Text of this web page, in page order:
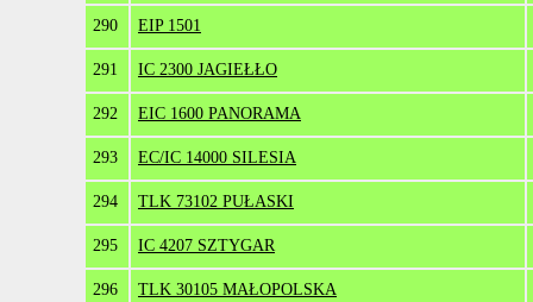
290 EIP 1501
291 IC 2300 JAGIEŁŁO
292 EIC 1600 PANORAMA
293 EC/IC 14000 SILESIA
294 TLK 73102 PUŁASKI
295 IC 4207 SZTYGAR
296 TLK 30105 MAŁOPOLSKA